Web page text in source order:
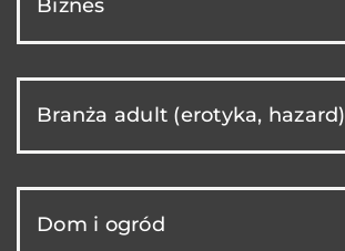
Biznes
Branża adult (erotyka, hazard)
Dom i ogród